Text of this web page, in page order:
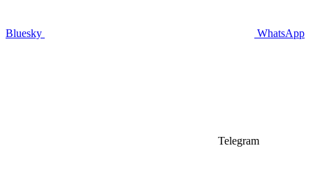
Bluesky WhatsApp
Telegram